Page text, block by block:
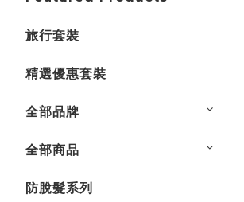
旅行套裝
精選優惠套裝
全部品牌
全部商品
防脫髮系列